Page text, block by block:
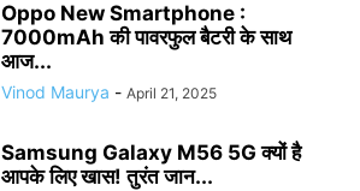
Oppo New Smartphone :
7000mAh की पावरफुल बैटरी के साथ
आज...
Vinod Maurya - April 21, 2025
Samsung Galaxy M56 5G क्यों है
आपके लिए खास! तुरंत जान...